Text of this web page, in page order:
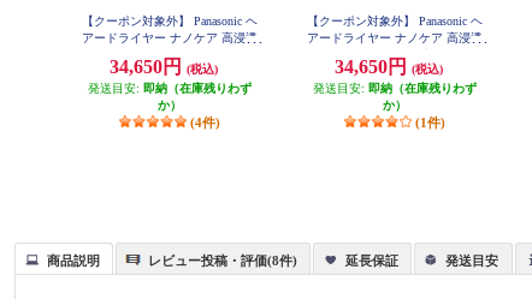
【クーポン対象外】 Panasonic ヘ
アードライヤー ナノケア 高浸透
P
34,650円
(税込)
発送目安: 即納（在庫残りわず
か）
(4件)
【クーポン対象外】 Panasonic ヘ
アードライヤー ナノケア 高浸透
NA0K-K
34,650円
(税込)
発送目安: 即納（在庫残りわず
か）
(1件)
商品説明 レビュー投稿・評価(8件) 延長保証 発送目安